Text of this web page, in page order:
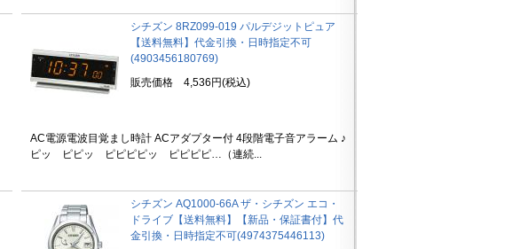
シチズン 8RZ099-019 パルデジットピュア
【送料無料】代金引換・日時指定不可
(4903456180769)
販売価格 4,536円(税込)
AC電源電波目覚まし時計 ACアダプター付 4段階電子音アラーム ♪
ピッ ピピッ ピピピピッ ピピピピ…（連続...
シチズン AQ1000-66A ザ・シチズン エコ・
ドライブ【送料無料】【新品・保証書付】代
金引換・日時指定不可(4974375446113)